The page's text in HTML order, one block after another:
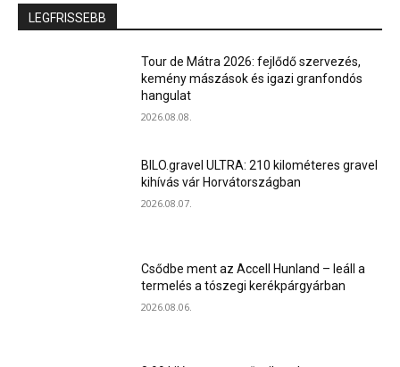
LEGFRISSEBB
Tour de Mátra 2026: fejlődő szervezés,
kemény mászások és igazi granfondós
hangulat
2026.08.08.
BILO.gravel ULTRA: 210 kilométeres gravel
kihívás vár Horvátországban
2026.08.07.
Csődbe ment az Accell Hunland – leáll a
termelés a tószegi kerékpárgyárban
2026.08.06.